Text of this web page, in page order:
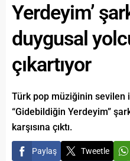
Yerdeyim’
duygusal
çıkartıyor
Türk pop müziğinin sevilen
“Gidebildiğin Yerdeyim”
karşısına çıktı.
Paylaş Tweetle